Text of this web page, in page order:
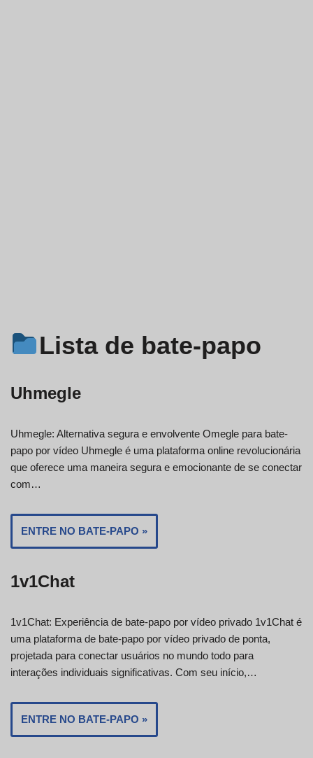
Lista de bate-papo
Uhmegle
Uhmegle: Alternativa segura e envolvente Omegle para bate-
papo por vídeo Uhmegle é uma plataforma online revolucionária
que oferece uma maneira segura e emocionante de se conectar
com…
ENTRE NO BATE-PAPO »
1v1Chat
1v1Chat: Experiência de bate-papo por vídeo privado 1v1Chat é
uma plataforma de bate-papo por vídeo privado de ponta,
projetada para conectar usuários no mundo todo para
interações individuais significativas. Com seu início,…
ENTRE NO BATE-PAPO »